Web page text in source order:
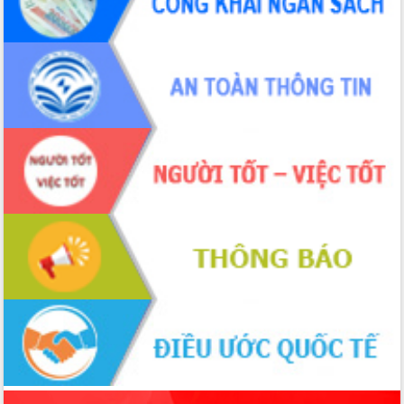
để phát triển du lịch Đắk Lắk
Khởi động Dự án Đầu tư xây dựng hạ
tầng kỹ thuật Cụm công nghiệp Tân
Tiến
Gặp mặt các cơ quan báo chí nhân Kỷ
niệm 101 năm Ngày Báo chí Cách
mạng Việt Nam
Đắk Lắk sơ kết 4 năm triển khai thực
hiện Đề án 06 của Chính phủ
Họp báo thông tin về Hội nghị Công bố
Quy hoạch và Xúc tiến đầu tư tỉnh Đắk
Khơi thông điểm nghẽn, đẩy nhanh
giải ngân vốn khắc phục thiên tai
HĐND tỉnh thông qua điều chỉnh Quy
hoạch tỉnh thời kỳ 2021-2030
Hội thảo góp ý hồ sơ điều chỉnh quy
hoạch tỉnh Đắk Lắk thời kỳ 2021-2030,
tầm nhìn đến năm 2050
Nâng cao hiệu quả hoạt động của các